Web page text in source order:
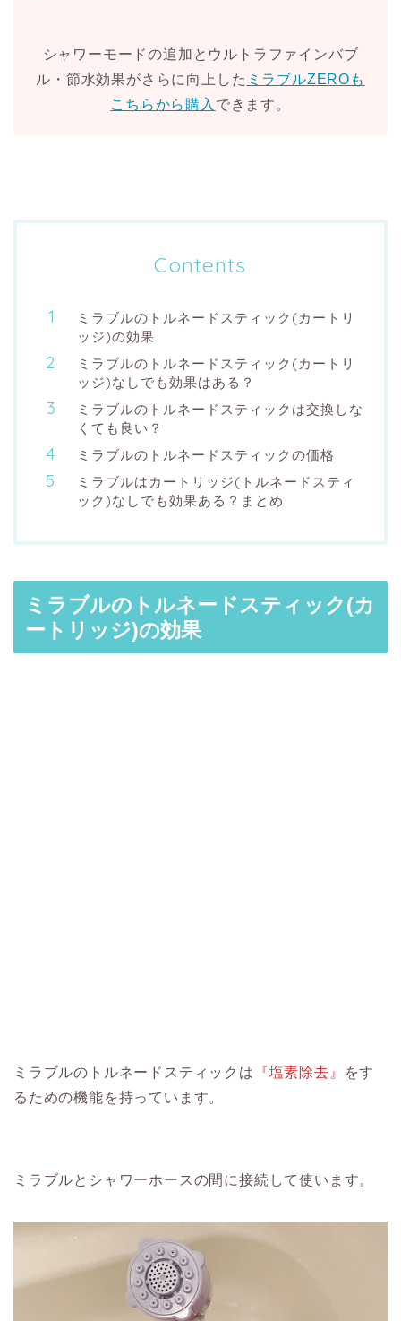
シャワーモードの追加とウルトラファインバブ
ル・節水効果がさらに向上した ミラブルZEROも
こちらから購入 できます。
Contents
ミラブルのトルネードスティック(カートリ
ッジ)の効果
ミラブルのトルネードスティック(カートリ
ッジ)なしでも効果はある？
ミラブルのトルネードスティックは交換しな
くても良い？
ミラブルのトルネードスティックの価格
ミラブルはカートリッジ(トルネードスティ
ック)なしでも効果ある？まとめ
ミラブルのトルネードスティック(カ
ートリッジ)の効果
ミラブルのトルネードスティックは 『塩素除去』
をす
るための機能を持っています。
ミラブルとシャワーホースの間に接続して使います。